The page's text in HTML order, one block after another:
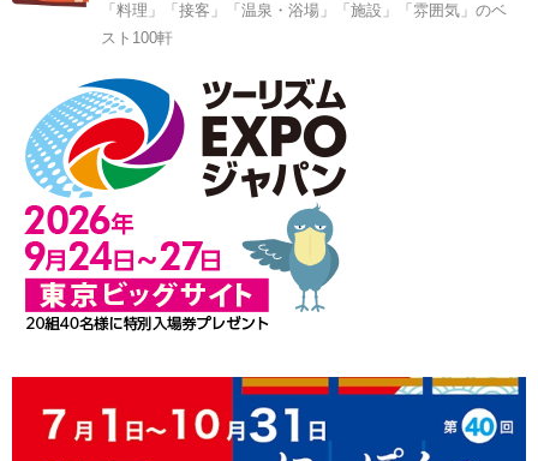
「料理」「接客」「温泉・浴場」「施設」「雰囲気」のベ
スト100軒